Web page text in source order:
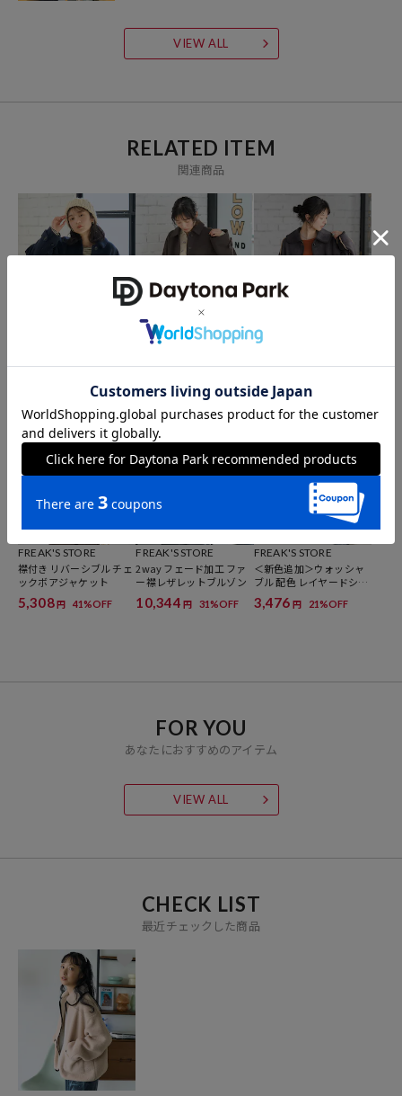
VIEW ALL
RELATED ITEM
関連商品
41%OFF
FREAK'S STORE
6,909 円 51%OFF
FREAK'S STORE
5,308円 41%OFF
FREAK'S STORE
襟付き リバーシブル チェ
ックボアジャケット
5,308円 41%OFF
FREAK'S STORE
2way フェード加工 ファ
ー襟レザレットブルゾン
10,344 円 31%OFF
FREAK'S STORE
＜新色追加＞ウォッシャ
ブル 配色 レイヤードシア
ーニット
3,476 円 21%OFF
FOR YOU
あなたにおすすめのアイテム
VIEW ALL
CHECK LIST
最近チェックした商品